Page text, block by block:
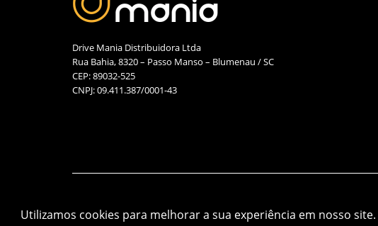
Drive Mania Distribuidora Ltda
Rua Bahia, 8320 – Passo Manso – Blumenau / SC
CEP: 89032-525
CNPJ: 09.411.387/0001-43
Utilizamos cookies para melhorar a sua experiência em nosso site.